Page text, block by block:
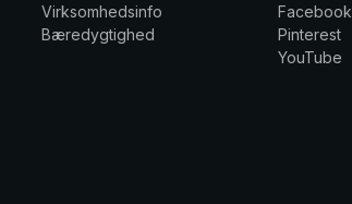
Virksomhedsinfo
Bæredygtighed
Facebook
Pinterest
YouTube